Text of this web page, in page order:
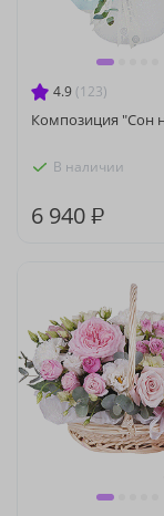
4.9 (123)
Композиция "Сон
В наличии
6 940 ₽